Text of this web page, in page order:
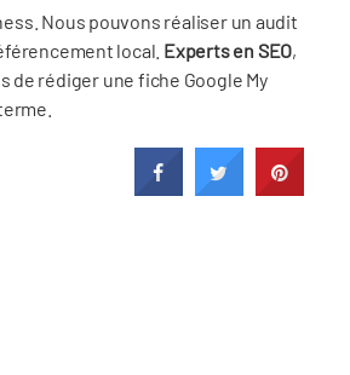
Nous pouvons réaliser un audit
local. Experts en SEO,
de rédiger une fiche Google My